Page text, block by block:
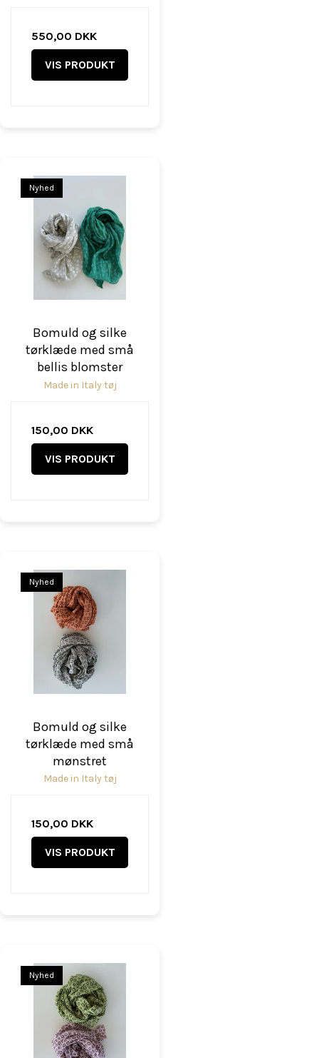
550,00 DKK
VIS PRODUKT
Nyhed
Bomuld og silke
tørklæde med små
bellis blomster
Made in Italy tøj
150,00 DKK
VIS PRODUKT
Nyhed
Bomuld og silke
tørklæde med små
mønstret
Made in Italy tøj
150,00 DKK
VIS PRODUKT
Nyhed